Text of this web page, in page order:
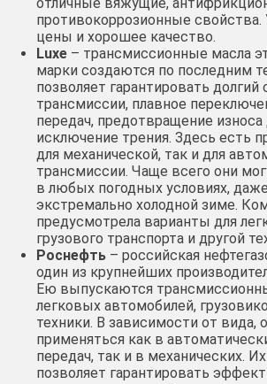
противокоррозионные
цены и хорошее качество.
Luxe – трансмиссионные масла
марки создаются по последним
позволяет гарантировать
трансмиссии, плавное
передач, предотвращение износа
исключение трения. Здесь есть
для механической, так и для
трансмиссии. Чаще всего они
в любых погодных условиях,
экстремально холодной зиме.
предусмотрела варианты для
грузового транспорта и другой
Роснефть – российская
один из крупнейших
Ею выпускаются
легковых автомобилей,
техники. В зависимости от вида,
применяться как в
передач, так и в механических.
позволяет гарантировать